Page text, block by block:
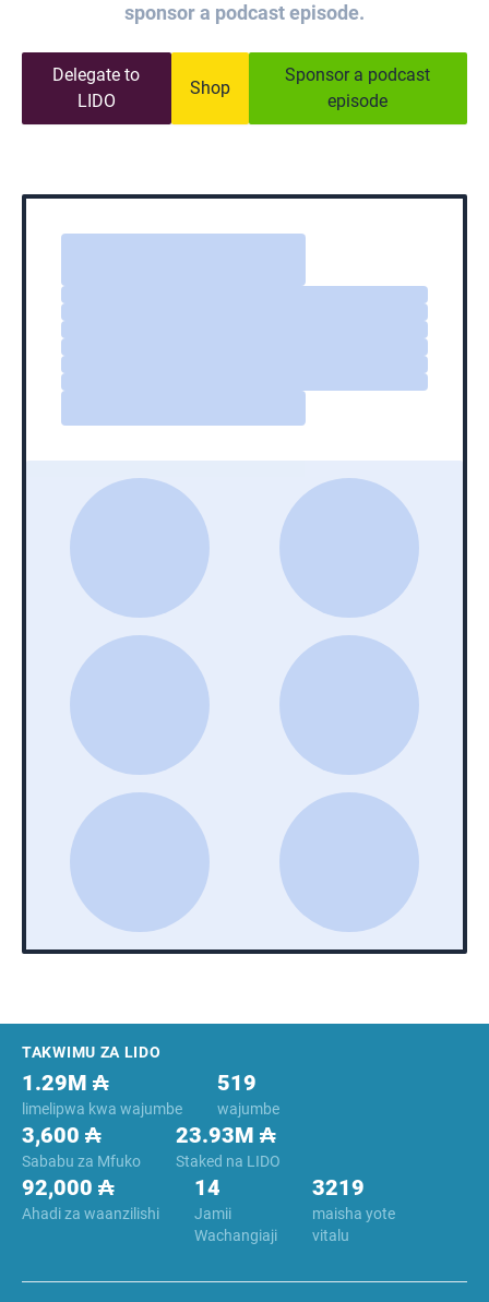
sponsor a podcast episode.
Delegate to
LIDO
Shop
Sponsor a podcast
episode
Footer
TAKWIMU ZA LIDO
limelipwa kwa wajumbe
1.29M ₳
wajumbe
519
Sababu za Mfuko
3,600 ₳
Staked na LIDO
23.93M ₳
Ahadi za waanzilishi
92,000 ₳
Jamii
Wachangiaji
14
maisha yote
vitalu
3219